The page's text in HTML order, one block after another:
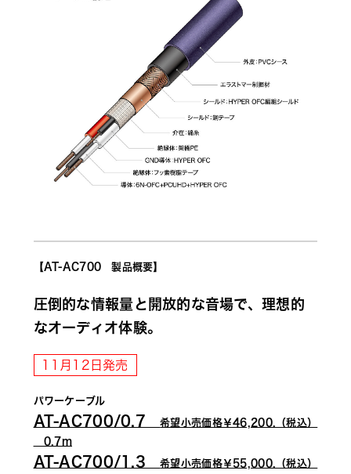
【AT-AC700　製品概要】
圧倒的な情報量と開放的な音場で、理想的
なオーディオ体験。
11月12日発売
パワーケーブル
AT-AC700/0.7 希望小売価格￥46,200.（税込）
0.7m
AT-AC700/1.3 希望小売価格￥55,000.（税込）